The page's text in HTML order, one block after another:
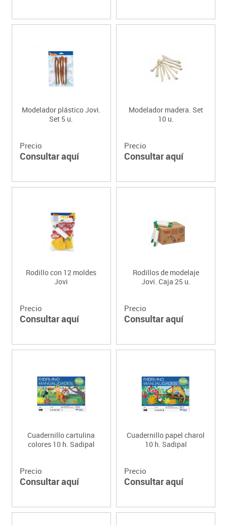
Modelador plástico Jovi.
Set 5 u.
Precio
Consultar aquí
Modelador madera. Set
10 u.
Precio
Consultar aquí
Rodillo con 12 moldes
Jovi
Precio
Consultar aquí
Rodillos de modelaje
Jovi. Caja 25 u.
Precio
Consultar aquí
Cuadernillo cartulina
colores 10 h. Sadipal
Precio
Consultar aquí
Cuadernillo papel charol
10 h. Sadipal
Precio
Consultar aquí